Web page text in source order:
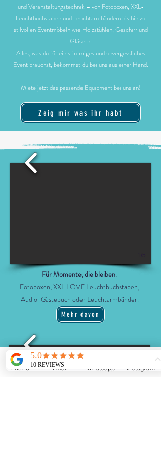
und Veranstaltungstechnik – von Fotoboxen, XXL-
Leuchtbuchstaben und Leuchtarmbändern bis hin zu
stilvollen Eventmöbeln wie Holzstühlen, Geschirr und
Gläsern.
Alles, was du für ein stimmiges und unvergessliches
Event brauchst, bekommst du bei uns aus einer Hand.
Miete jetzt das passende Equipment bei uns an!
Zeig mir was ihr habt
Für Momente, die bleiben:
Fotoboxen, XXL LOVE Leuchtbuchstaben,
Audio-Gästebuch oder Leuchtarmbänder.
Mehr davon
Phone Email Whatsapp Instagram